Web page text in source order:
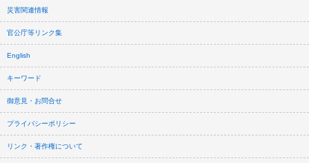
災害関連情報
官公庁等リンク集
English
キーワード
御意見・お問合せ
プライバシーポリシー
リンク・著作権について